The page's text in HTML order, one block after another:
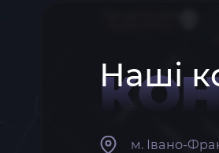
Наші
м. Івано-